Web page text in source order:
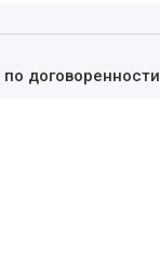
по договоренности